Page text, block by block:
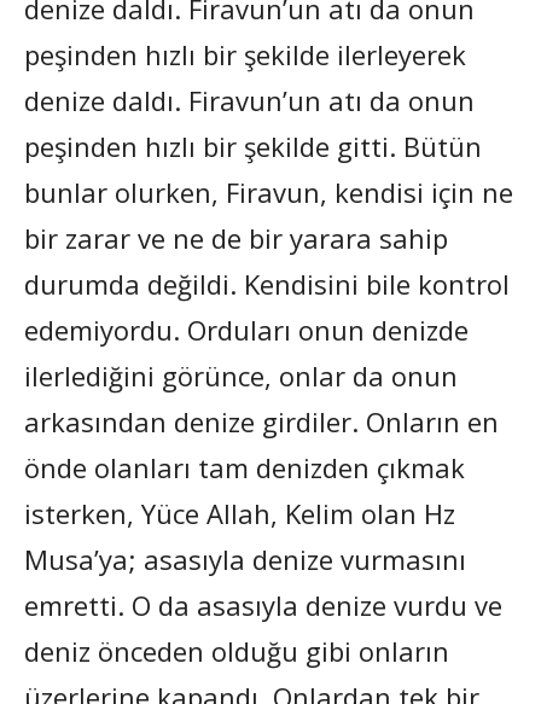
denize daldı. Firavun’un atı da onun
peşinden hızlı bir şekilde ilerleyerek
denize daldı. Firavun’un atı da onun
peşinden hızlı bir şekilde gitti. Bütün
bunlar olurken, Firavun, kendisi için ne
bir zarar ve ne de bir yarara sahip
durumda değildi. Kendisini bile kontrol
edemiyordu. Orduları onun denizde
ilerlediğini görünce, onlar da onun
arkasından denize girdiler. Onların en
önde olanları tam denizden çıkmak
isterken, Yüce Allah, Kelim olan Hz
Musa’ya; asasıyla denize vurmasını
emretti. O da asasıyla denize vurdu ve
deniz önceden olduğu gibi onların
üzerlerine kapandı. Onlardan tek bir